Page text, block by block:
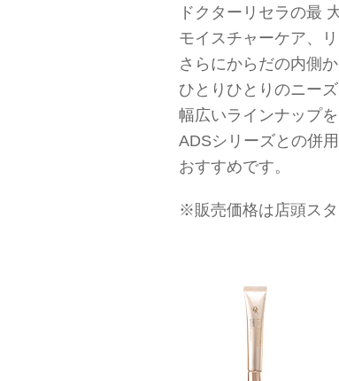
ドクターリセラの最
モイスチャーケア、
さらにからだの内側
ひとりひとりのニー
幅広いラインナップ
ADSシリーズとの併
おすすめです。
※販売価格は店頭スタ